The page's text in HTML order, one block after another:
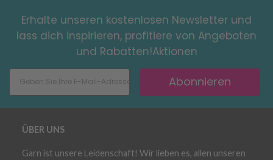
Erhalte unseren kostenlosen Newsletter und
lass dich inspirieren, profitiere von Angeboten
und Rabatten!Aktionen
Abonnieren
ÜBER UNS
Garn ist unsere Leidenschaft! Wir lieben es, allen unseren